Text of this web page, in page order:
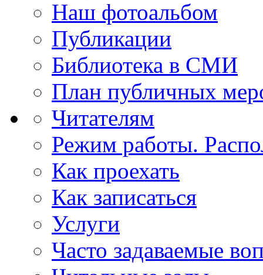
Наш фотоальбом
Публикации
Библиотека в СМИ
План публичных
Читателям
Режим работы.
Как проехать
Как записаться
Услуги
Часто задаваемые